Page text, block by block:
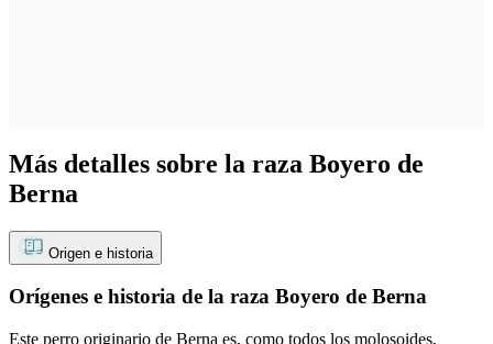
Más detalles sobre la raza Boyero de
Berna
Origen e historia
Orígenes e historia de la raza Boyero de Berna
Este perro originario de Berna es, como todos los molosoides,